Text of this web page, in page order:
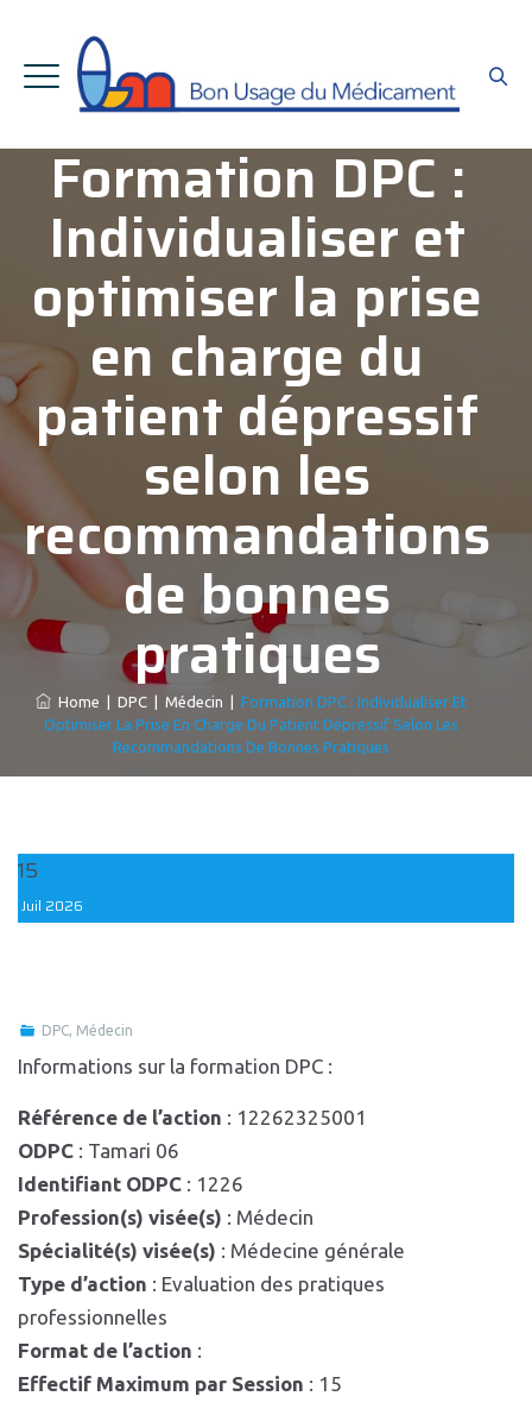
Formation DPC :
Individualiser et
optimiser la prise
en charge du
patient dépressif
selon les
recommandations
de bonnes
pratiques
Home DPC Médecin
Formation DPC : Individualiser Et
Optimiser La Prise En Charge Du Patient Dépressif Selon Les
Recommandations De Bonnes Pratiques
15
Juil 2026
DPC, Médecin
Informations sur la formation DPC :
Référence de l’action : 12262325001
ODPC : Tamari 06
Identifiant ODPC : 1226
Profession(s) visée(s) : Médecin
Spécialité(s) visée(s) : Médecine générale
Type d’action : Evaluation des pratiques
professionnelles
Format de l’action :
Effectif Maximum par Session : 15